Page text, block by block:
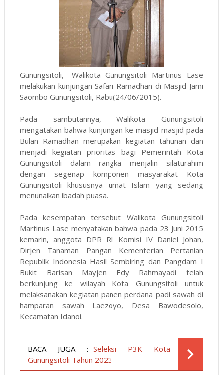
Gunungsitoli,- Walikota Gunungsitoli Martinus Lase
melakukan kunjungan Safari Ramadhan di Masjid Jami
Saombo Gunungsitoli, Rabu(24/06/2015).
Pada sambutannya, Walikota Gunungsitoli
mengatakan bahwa kunjungan ke masjid-masjid pada
Bulan Ramadhan merupakan kegiatan tahunan dan
menjadi kegiatan prioritas bagi Pemerintah Kota
Gunungsitoli dalam rangka menjalin silaturahim
dengan segenap komponen masyarakat Kota
Gunungsitoli khususnya umat Islam yang sedang
menunaikan ibadah puasa.
Pada kesempatan tersebut Walikota Gunungsitoli
Martinus Lase menyatakan bahwa pada 23 Juni 2015
kemarin, anggota DPR RI Komisi IV Daniel Johan,
Dirjen Tanaman Pangan Kementerian Pertanian
Republik Indonesia Hasil Sembiring dan Pangdam I
Bukit Barisan Mayjen Edy Rahmayadi telah
berkunjung ke wilayah Kota Gunungsitoli untuk
melaksanakan kegiatan panen perdana padi sawah di
hamparan sawah Laezoyo, Desa Bawodesolo,
Kecamatan Idanoi.
BACA JUGA : Seleksi P3K Kota
Gunungsitoli Tahun 2023